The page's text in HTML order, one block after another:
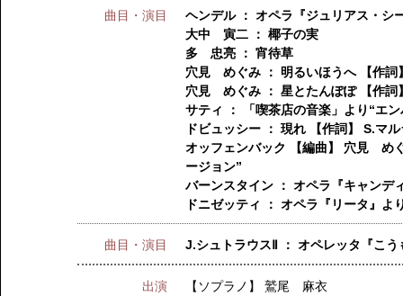
曲目・演目
ヘンデル ： オペラ『ジュリアス・シ
大中 寅二 ： 椰子の実
多 忠亮 ： 宵待草
穴見 めぐみ ： 明るいほうへ 【作
穴見 めぐみ ： 星とたんぽぽ 【作
サティ ： 「喫茶店の音楽」より“エ
ドビュッシー ： 現れ 【作詞】 S.マ
オッフェンバック 【編曲】 穴見 め
ージョン”
バーンスタイン ： オペラ『キャンデ
ドニゼッティ ： オペラ『リータ』よ
曲目・演目 J.シュトラウスⅡ ： オペレッタ『こ
出演 【ソプラノ】鷲尾 麻衣